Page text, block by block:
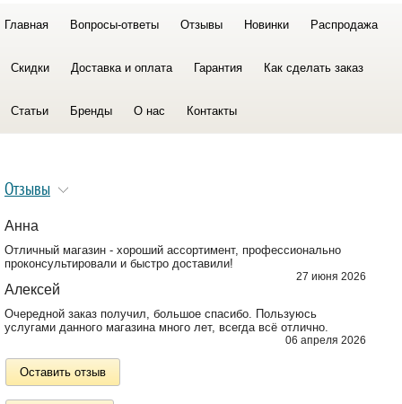
Главная Вопросы-ответы Отзывы Новинки Распродажа
Скидки Доставка и оплата Гарантия Как сделать заказ
Статьи Бренды О нас Контакты
Отзывы
Анна
Отличный магазин - хороший ассортимент, профессионально
проконсультировали и быстро доставили!
27 июня 2026
Алексей
Очередной заказ получил, большое спасибо. Пользуюсь
услугами данного магазина много лет, всегда всё отлично.
06 апреля 2026
Оставить отзыв